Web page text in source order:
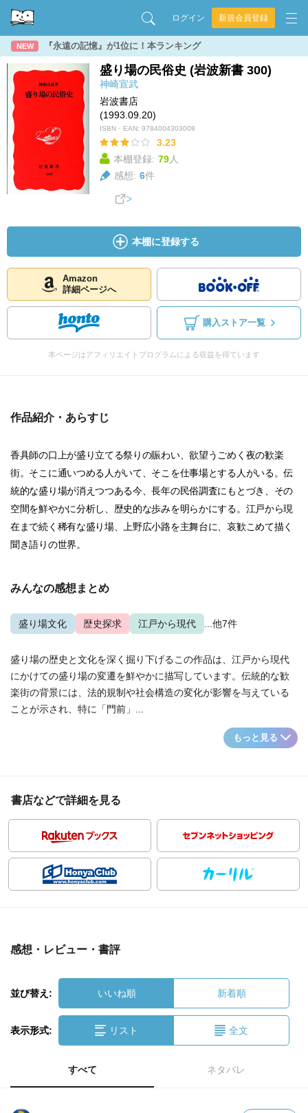
ログイン 新規会員登録
NEW 『永遠の記憶』が1位に！本ランキング
盛り場の民俗史 (岩波新書 300)
神崎宣武
岩波書店
(1993.09.20)
ISBN・EAN: 9784004303008
3.23
本棚登録: 79人
感想: 6件
本棚に登録する
Amazon
詳細ページへ
購入ストア一覧
本ページはアフィリエイトプログラムによる収益を得ています
作品紹介・あらすじ
香具師の口上が盛り立てる祭りの賑わい、欲望うごめく夜の歓楽
街。そこに通いつめる人がいて、そこを仕事場とする人がいる。伝
統的な盛り場が消えつつある今、長年の民俗調査にもとづき、その
空間を鮮やかに分析し、歴史的な歩みを明らかにする。江戸から現
在まで続く稀有な盛り場、上野広小路を主舞台に、哀歓こめて描く
聞き語りの世界。
みんなの感想まとめ
盛り場文化 歴史探求 江戸から現代 ...他7件
盛り場の歴史と文化を深く掘り下げるこの作品は、江戸から現代
にかけての盛り場の変遷を鮮やかに描写しています。伝統的な歓
楽街の背景には、法的規制や社会構造の変化が影響を与えている
ことが示され、特に「門前」...
もっと見る
書店などで詳細を見る
感想・レビュー・書評
並び替え: いいね順 新着順
表示形式: リスト 全文
すべて ネタバレ